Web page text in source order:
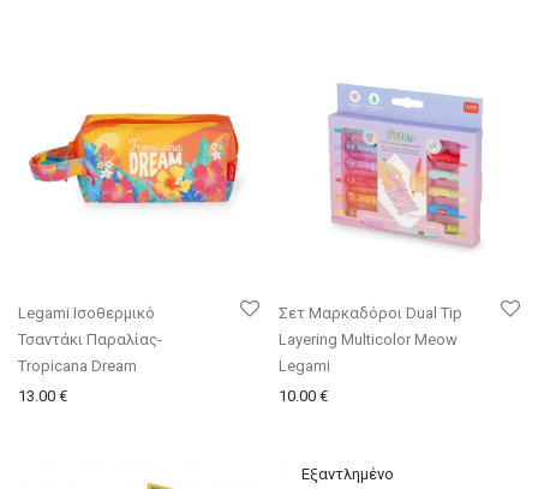
Legami Ισοθερμικό
Τσαντάκι Παραλίας-
Tropicana Dream
13.00 €
Σετ Μαρκαδόροι Dual Tip
Layering Multicolor Meow
Legami
10.00 €